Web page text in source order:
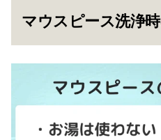
マウスピース洗浄